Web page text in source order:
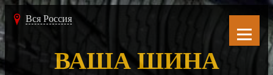
Вся Россия
ВАША ШИНА